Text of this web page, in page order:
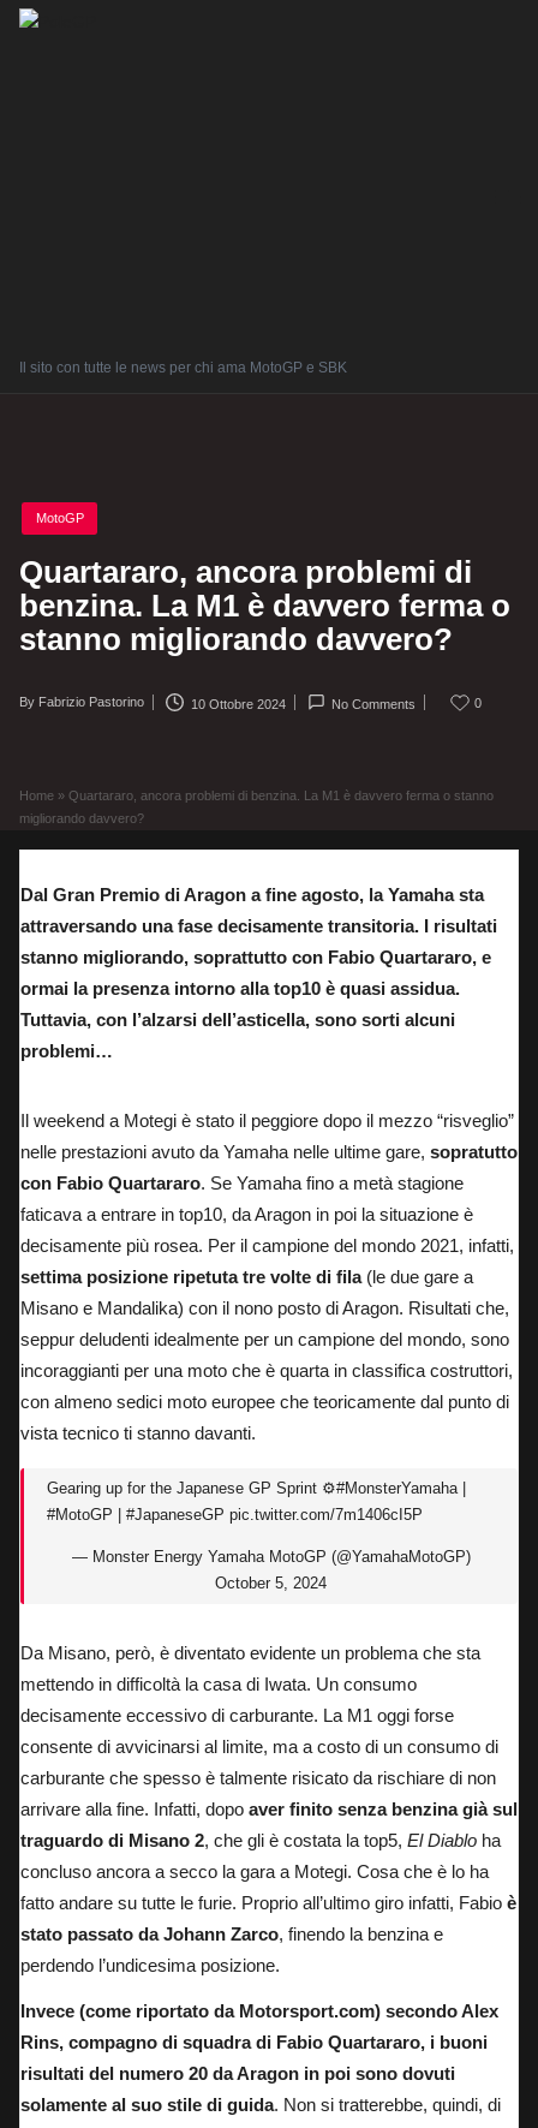
Il sito con tutte le news per chi ama MotoGP e SBK
Posted
in
MotoGP
Quartararo, ancora problemi di
benzina. La M1 è davvero ferma o
stanno migliorando davvero?
Posted
By Fabrizio Pastorino 10 Ottobre 2024 No Comments 0
Home » Quartararo, ancora problemi di benzina. La M1 è davvero ferma o stanno
migliorando davvero?
Dal Gran Premio di Aragon a fine agosto, la Yamaha sta
attraversando una fase decisamente transitoria. I risultati
stanno migliorando, soprattutto con Fabio Quartararo, e
ormai la presenza intorno alla top10 è quasi assidua.
Tuttavia, con l’alzarsi dell’asticella, sono sorti alcuni
problemi…
Il weekend a Motegi è stato il peggiore dopo il mezzo “risveglio”
nelle prestazioni avuto da Yamaha nelle ultime gare, sopratutto
con Fabio Quartararo. Se Yamaha fino a metà stagione
faticava a entrare in top10, da Aragon in poi la situazione è
decisamente più rosea. Per il campione del mondo 2021, infatti,
settima posizione ripetuta tre volte di fila(le due gare a
Misano e Mandalika) con il nono posto di Aragon. Risultati che,
seppur deludenti idealmente per un campione del mondo, sono
incoraggianti per una moto che è quarta in classifica costruttori,
con almeno sedici moto europee che teoricamente dal punto di
vista tecnico ti stanno davanti.
Gearing up for the Japanese GP Sprint ⚙️#MonsterYamaha|
#MotoGP |#JapaneseGP pic.twitter.com/7m1406cI5P
— Monster Energy Yamaha MotoGP (@YamahaMotoGP)
October 5, 2024
Da Misano, però, è diventato evidente un problema che sta
mettendo in difficoltà la casa di Iwata. Un consumo
decisamente eccessivo di carburante. La M1 oggi forse
consente di avvicinarsi al limite, ma a costo di un consumo di
carburante che spesso è talmente risicato da rischiare di non
arrivare alla fine. Infatti, dopo aver finito senza benzina già sul
traguardo di Misano 2, che gli è costata la top5, El Diablo ha
concluso ancora a secco la gara a Motegi. Cosa che è lo ha
fatto andare su tutte le furie. Proprio all’ultimo giro infatti, Fabio è
stato passato da Johann Zarco, finendo la benzina e
perdendo l’undicesima posizione.
Invece (come riportato da Motorsport.com) secondo Alex
Rins, compagno di squadra di Fabio Quartararo, i buoni
risultati del numero 20 da Aragon in poi sono dovuti
solamente al suo stile di guida. Non si tratterebbe, quindi, di